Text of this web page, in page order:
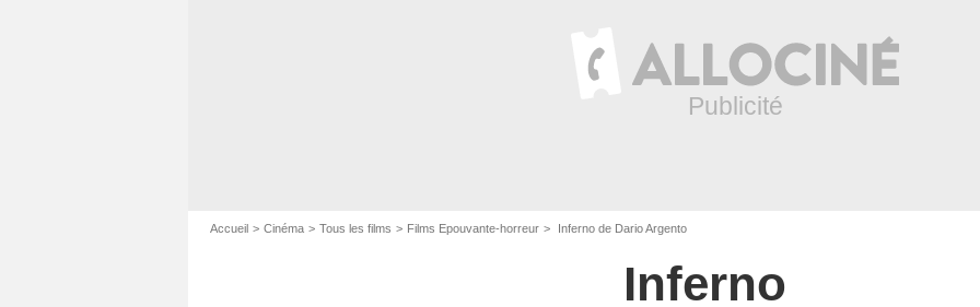
Accueil Cinéma Tous les films Films Epouvante-horreur Inferno de Dario Argento
Inferno